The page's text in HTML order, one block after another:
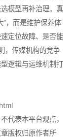
模型再补治理。真
”，而是维护保养体
定位故障、是否能
，传媒机构的竞争
逻辑与运维机制打
代表本平台观点，
版权归原作者所